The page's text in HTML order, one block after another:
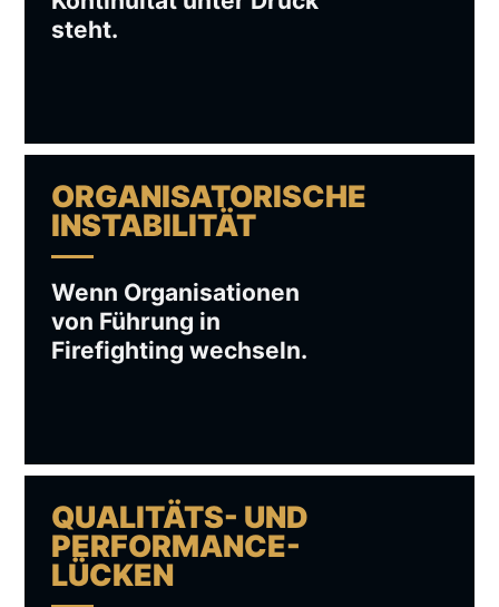
steht.
ORGANISATORISCHE
INSTABILITÄT
Wenn Organisationen
von Führung in
Firefighting wechseln.
QUALITÄTS- UND
PERFORMANCE-
LÜCKEN